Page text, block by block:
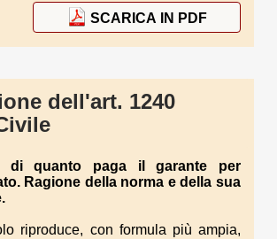
SCARICA IN PDF
dell'art. 1240
di quanto paga il garante per
Ragione della norma e della sua
riproduce, con formula più ampia,